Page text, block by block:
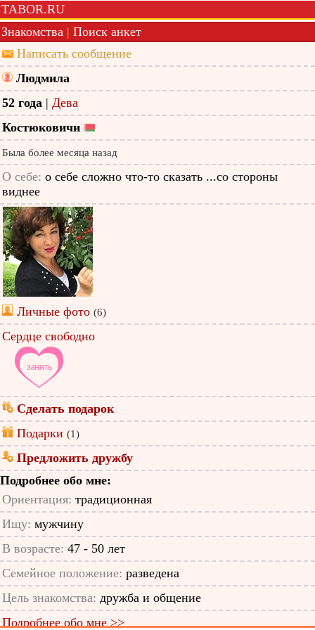
TABOR.RU
Знакомства | Поиск анкет
Написать сообщение
Людмила
52 года | Дева
Костюковичи
Была более месяца назад
О себе: о себе сложно что-то сказать ...со стороны
виднее
Личные фото (6)
Сердце свободно
Сделать подарок
Подарки (1)
Предложить дружбу
Подробнее обо мне:
Ориентация: традиционная
Ищу: мужчину
В возрасте: 47 - 50 лет
Семейное положение: разведена
Цель знакомства: дружба и общение
Подробнее обо мне >>